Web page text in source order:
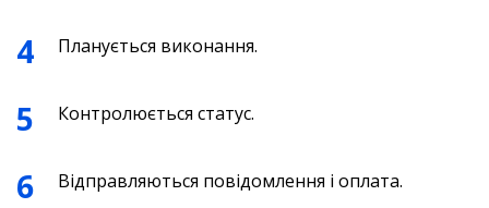
Планується виконання.
Контролюється статус.
Відправляються повідомлення і оплата.